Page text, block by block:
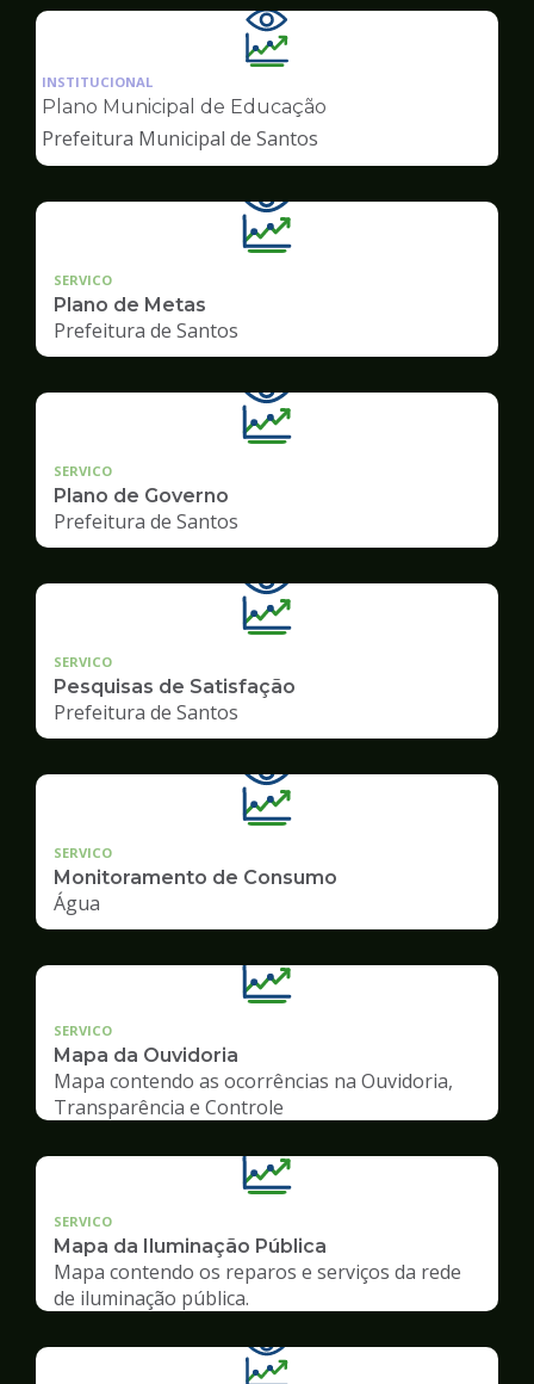
Ilustração
da
pagina
de
Transparência
INSTITUCIONAL
Plano Municipal de Educação
Prefeitura Municipal de Santos
SERVICO
Plano de Metas
Prefeitura de Santos
SERVICO
Plano de Governo
Prefeitura de Santos
SERVICO
Pesquisas de Satisfação
Prefeitura de Santos
SERVICO
Monitoramento de Consumo
Água
SERVICO
Mapa da Ouvidoria
Mapa contendo as ocorrências na Ouvidoria,
Transparência e Controle
SERVICO
Mapa da Iluminação Pública
Mapa contendo os reparos e serviços da rede
de iluminação pública.
Ilustração